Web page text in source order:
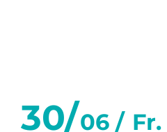
30/06 / Fr.